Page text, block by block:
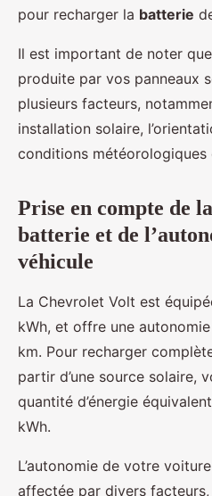
pour recharger la batterie
Il est important de noter
produite par vos panneaux
plusieurs facteurs,
installation solaire,
conditions météorologiques
Prise en compte de
batterie et de
véhicule
La Chevrolet Volt est
kWh, et offre une
km. Pour recharger
partir d’une source solaire,
quantité d’énergie
kWh.
L’autonomie de votre
affectée par divers